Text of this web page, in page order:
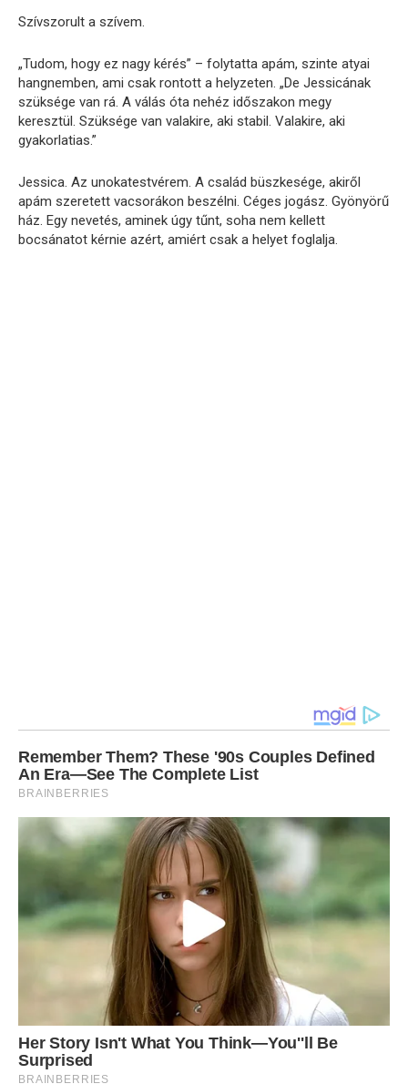
Szívszorult a szívem.
„Tudom, hogy ez nagy kérés” – folytatta apám, szinte atyai
hangnemben, ami csak rontott a helyzeten. „De Jessicának
szüksége van rá. A válás óta nehéz időszakon megy
keresztül. Szüksége van valakire, aki stabil. Valakire, aki
gyakorlatias.”
Jessica. Az unokatestvérem. A család büszkesége, akiről
apám szeretett vacsorákon beszélni. Céges jogász. Gyönyörű
ház. Egy nevetés, aminek úgy tűnt, soha nem kellett
bocsánatot kérnie azért, amiért csak a helyet foglalja.